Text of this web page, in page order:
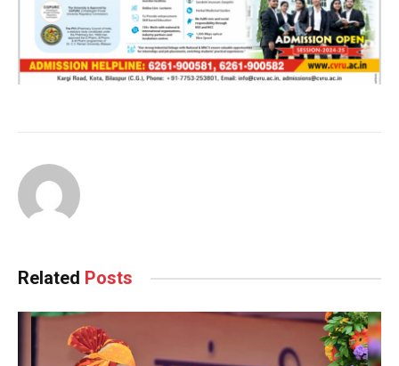
Reading
Related Posts